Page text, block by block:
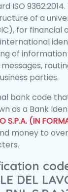
ISO
of a
for financial
of
parties.
bank code
as a Bank
S.P.A. (IN
money to
DEL